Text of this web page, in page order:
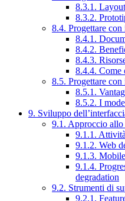
8.3.1.
8.3.2.
8.4. Progettare
8.4.1.
8.4.2.
8.4.3.
8.4.4. Come
8.5. Progettare
8.5.1.
8.5.2. I
9. Sviluppo
9.1. Approccio
9.1.1.
9.1.2. Web
9.1.3.
9.1.4.
degradation
9.2. Strumenti di
9.2.1.